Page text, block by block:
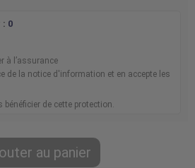
: 0
à l’assurance
de la notice d'information et en accepte les
bénéficier de cette protection.